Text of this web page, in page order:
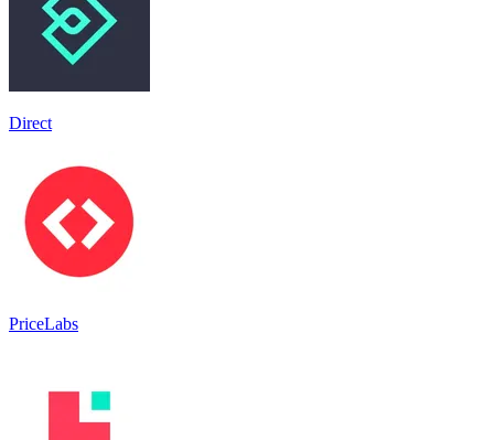
Direct
PriceLabs